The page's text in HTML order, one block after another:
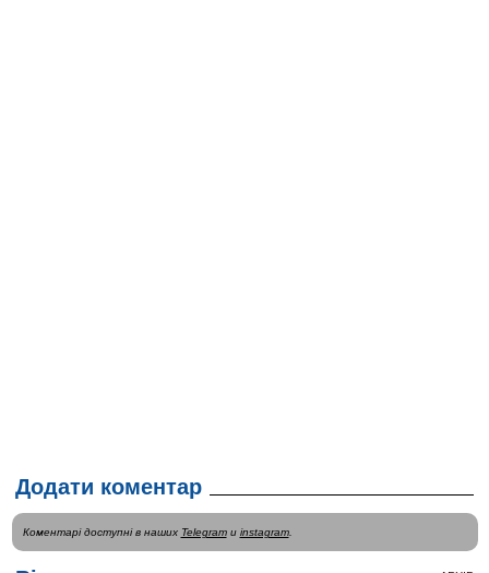
Додати коментар
Коментарі доступні в наших Telegramи instagram.